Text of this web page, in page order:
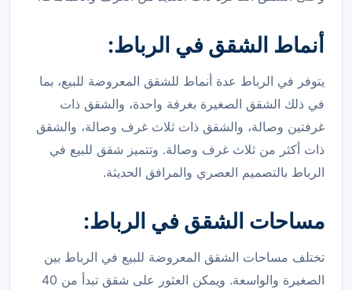
أنماط الشقق في الرباط:
يتوفر في الرباط عدة أنماط للشقق المعروضة للبيع، بما
في ذلك الشقق الصغيرة بغرفة واحدة، والشقق ذات
غرفتين وصالة، والشقق ذات ثلاث غرف وصالة، والشقق
ذات أكثر من ثلاث غرف وصالة. وتتميز شقق للبيع في
الرباط بالتصميم العصري والمرافق الحديثة.
مساحات الشقق في الرباط:
تختلف مساحات الشقق المعروضة للبيع في الرباط بين
الصغيرة والواسعة. ويمكن العثور على شقق تبدأ من 40